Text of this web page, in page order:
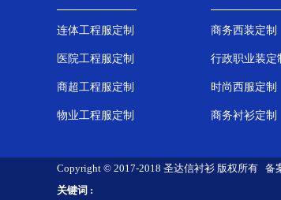
连体工程服定制
医院工程服定制
商超工程服定制
物业工程服定制
商务西装定制
行政职业装定
时尚西服定制
商务衬衫定制
Copyright © 2017-2018 圣达信衬衫 版权所有 备
关键词 :